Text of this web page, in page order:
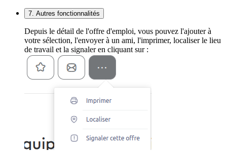
7. Autres fonctionnalités
Depuis le détail de l'offre d'emploi, vous pouvez l'ajouter à
votre sélection, l'envoyer à un ami, l'imprimer, localiser le lieu
de travail et la signaler en cliquant sur :